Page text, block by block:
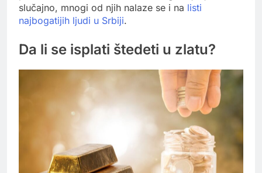
slučajno, mnogi od njih nalaze se i na listi
najbogatijih ljudi u Srbiji.
Da li se isplati štedeti u zlatu?